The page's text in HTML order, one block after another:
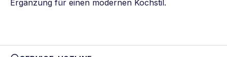
Ergänzung für einen modernen Kochstil.